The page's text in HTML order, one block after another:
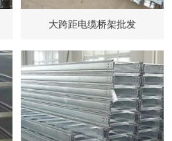
大跨距电缆桥架批发